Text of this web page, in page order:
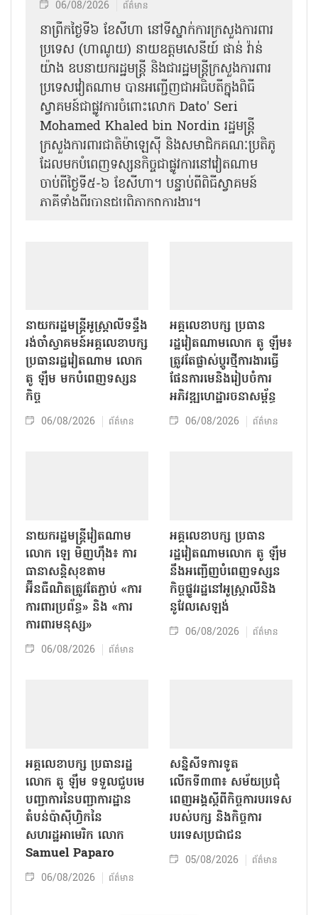
06/08/2026 ព័ត៌មាន
នា​ព្រឹកថ្ងៃទី៦ ខែសីហា នៅទីស្នាក់ការក្រសួងការពារ
ប្រទេស (ហាណូយ) នាយឧត្តមសេនីយ៍ ផាន់ វ៉ាន់
យ៉ាង ឧបនាយករដ្ឋមន្ត្រី និងជារដ្ឋមន្ត្រីក្រសួងការពារ
ប្រទេសវៀតណាម បានអញ្ជើញជាអធិបតីក្នុងពិធី
ស្វាគមន៍ជាផ្លូវការ​ចំពោះលោក Dato' Seri
Mohamed Khaled bin Nordin រដ្ឋមន្ត្រី
ក្រសួងការពារជាតិម៉ាឡេស៊ី និងសមាជិកគណៈប្រតិភូ
ដែលមកបំពេញទស្សនកិច្ចជាផ្លូវការនៅវៀតណាម
ចាប់ពីថ្ងៃទី៥-៦ ខែសីហា។ បន្ទាប់ពីពិធីស្វាគមន៍
ភាគីទាំងពីរបានជួបពិភាក្សាការងារ​។
នាយករដ្ឋមន្ត្រីអូស្ត្រាលីទន្ទឹង
រង់ចាំស្វាគមន៍អគ្គលេខាបក្ស
ប្រធានរដ្ឋវៀតណាម លោក
តូ ឡឹម មកបំពេញទស្សន
កិច្ច
06/08/2026 ព័ត៌មាន
អគ្គលេខាបក្ស ប្រធាន
រដ្ឋវៀតណាមលោក តូ ឡឹម៖
ត្រូវតែផ្លាស់ប្ដូរថ្មីការងារធ្វើ
ផែនការមេនិងរៀបចំការ
អភិវឌ្ឍហេដ្ឋារចនាសម្ព័ន្ធ
06/08/2026 ព័ត៌មាន
នាយករដ្ឋមន្ត្រីវៀតណាម
លោក ឡេ មិញហ៊ឹង៖ ការ
ធានាសន្តិសុខតាម
អ៊ីនធឺណិតត្រូវតែភ្ជាប់ «ការ
ការពារប្រព័ន្ធ» និង «ការ
ការពារមនុស្ស»
06/08/2026 ព័ត៌មាន
អគ្គលេខាបក្ស ប្រធាន
រដ្ឋវៀតណាមលោក តូ ឡឹម
នឹងអញ្ជើញបំពេញទស្សន
កិច្ចផ្លូវរដ្ឋនៅអូស្ត្រាលីនិង
នូវែលសេឡង់
06/08/2026 ព័ត៌មាន
អគ្គលេខាបក្ស ប្រធានរដ្ឋ
លោក តូ ឡឹម ទទួលជួបមេ
បញ្ជាការនៃបញ្ជាការដ្ឋាន
តំបន់ប៉ាស៊ីហ្វិកនៃ
សហរដ្ឋអាមេរិក លោក
Samuel Paparo
06/08/2026 ព័ត៌មាន
សន្និសីទការទូត
លើកទី៣៣៖ សម័យប្រជុំ
ពេញអង្គស្តីពីកិច្ច​ការបរទេស
របស់​បក្ស និងកិច្ច​ការ
បរទេសប្រជាជន
05/08/2026 ព័ត៌មាន